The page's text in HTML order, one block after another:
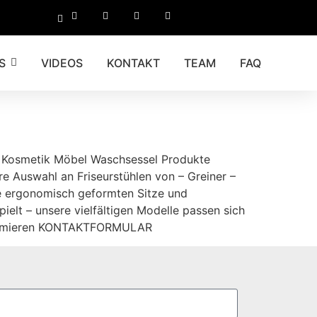
VIDEOS KONTAKT TEAM FAQ
Möbel Waschsessel Produkte
Auswahl an Friseurstühlen von – Greiner –
ergonomisch geformten Sitze und
– unsere vielfältigen Modelle passen sich
KONTAKTFORMULAR